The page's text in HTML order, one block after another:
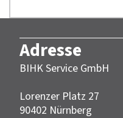
Adresse
BIHK Service GmbH
Lorenzer Platz 27
90402 Nürnberg‎‎